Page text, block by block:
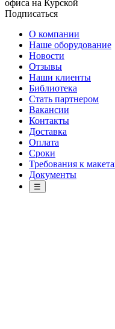
офиса на Курской
Подписаться
О компании
Наше оборудование
Новости
Отзывы
Наши клиенты
Библиотека
Стать партнером
Вакансии
Контакты
Доставка
Оплата
Сроки
Требования к
Документы
☰